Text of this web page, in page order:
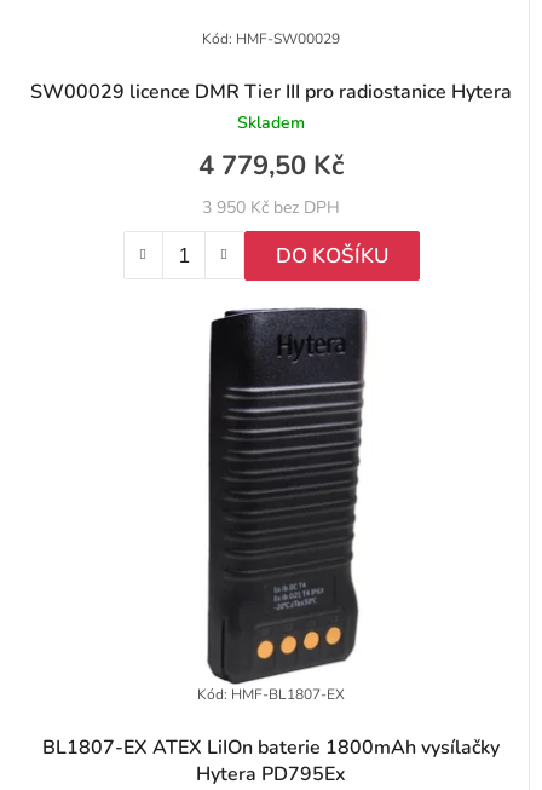
SW00029 licence DMR Tier III pro radiostanice Hytera
Skladem
3 950 Kč bez DPH
4 779,50 Kč
DO KOŠÍKU
Kód: HMF-SW00029
BL1807-EX ATEX LiIOn baterie 1800mAh vysílačky
Hytera PD795Ex
Kód: HMF-BL1807-EX